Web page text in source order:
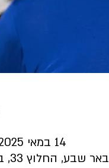
14 במאי 2025, 21:30 – 23:00
באר שבע, החלוץ 33, באר שבע, ישראל